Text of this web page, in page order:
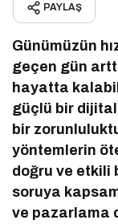
PAYLAŞ
Günümüzün
geçen gün
hayatta
güçlü bir dijital
bir
yöntemlerin
doğru ve etkili
soruya
ve pazarlama